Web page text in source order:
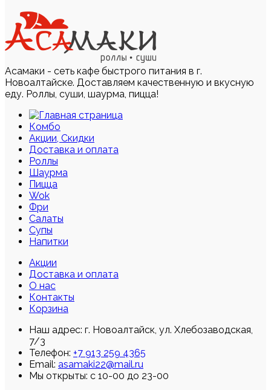
Асамаки - сеть кафе быстрого питания в г.
Новоалтайске. Доставляем качественную и вкусную
еду. Роллы, суши, шаурма, пицца!
Комбо
Акции, Скидки
Доставка и оплата
Роллы
Шаурма
Пицца
Wok
Фри
Салаты
Супы
Напитки
Акции
Доставка и оплата
О нас
Контакты
Корзина
Наш адрес: г. Новоалтайск, ул. Хлебозаводская,
7/3
Телефон: +7 913 259 4365
Email: asamaki22@mail.ru
Мы открыты: с 10-00 до 23-00